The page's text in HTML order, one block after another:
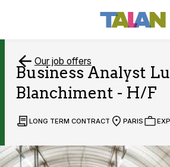
Our job offers
Business Analyst
Blanchiment - H/F
LONG TERM CONTRACT PARIS